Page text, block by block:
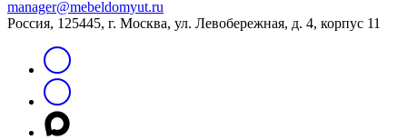
manager@mebeldomyut.ru
Россия, 125445, г. Москва, ул. Левобережная, д. 4, корпус 11